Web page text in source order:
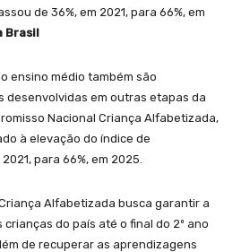
de 36%, em 2021, para 66%, em
Brasil
ensino médio também são
desenvolvidas em outras etapas da
Nacional Criança Alfabetizada,
à elevação do índice de
para 66%, em 2025.
Alfabetizada busca garantir a
do país até o final do 2º ano
de recuperar as aprendizagens